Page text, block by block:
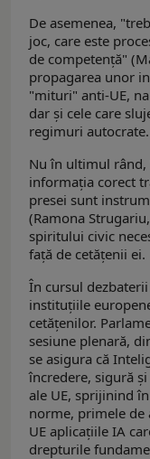
De asemenea,
joc, care este
de competență"
propagarea unor
"mituri" anti-UE,
dar și cele care
regimuri autocrate.
Nu în ultimul rând,
informația corect
presei sunt
(Ramona
spiritului civic
față de cetățenii ei.
În cursul
instituțiile
cetățenilor.
sesiune plenară,
se asigura că
încredere, sigură
ale UE, sprijinind
norme, primele de
UE aplicațiile IA
drepturile